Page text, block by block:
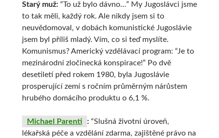
Starý muž:“To už bylo dávno…” My Jugoslávci jsme
to tak měli, každý rok. Ale nikdy jsem si to
neuvědomoval, v dobách komunistické Jugoslávie
jsem byl příliš mladý. Vím, co si teď myslíte.
Komunismus? Americký vzdělávací program: “Je to
mezinárodní zločinecká konspirace!” Po dvě
desetiletí před rokem 1980, byla Jugoslávie
prosperující zemí s ročním průměrným nárůstem
hrubého domácího produktu o 6,1 %.
Michael Parenti :“Slušná životní úroveň,
lékařská péče a vzdělání zdarma, zajištěné právo na